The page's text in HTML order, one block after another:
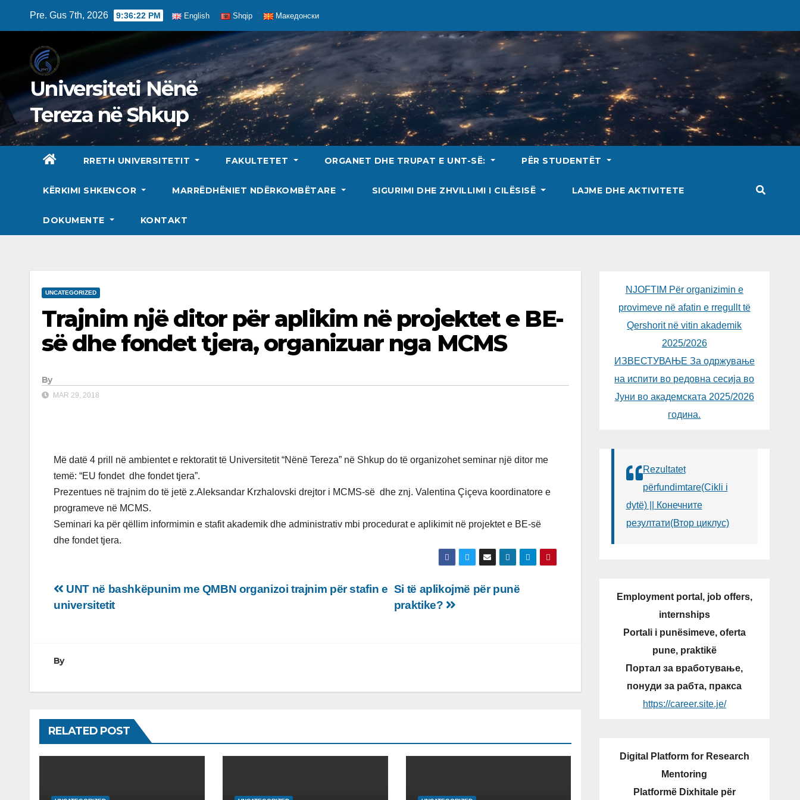
Pre. Gus 7th, 2026 9:36:23 PM English Shqip Македонски
Universiteti Nënë
Tereza në Shkup
RRETH UNIVERSITETIT FAKULTETET ORGANET DHE TRUPAT E UNT-SË: PËR STUDENTËT
KËRKIMI SHKENCOR MARRËDHËNIET NDËRKOMBËTARE SIGURIMI DHE ZHVILLIMI I CILËSISË LAJME DHE AKTIVITETE
DOKUMENTE KONTAKT
UNCATEGORIZED
Trajnim një ditor për aplikim në projektet e BE-
së dhe fondet tjera, organizuar nga MCMS
By
MAR 29, 2018
Më datë 4 prill në ambientet e rektoratit të Universitetit “Nënë Tereza” në Shkup do të organizohet seminar një ditor me
temë: “EU fondet dhe fondet tjera”.
Prezentues në trajnim do të jetë z.Aleksandar Krzhalovski drejtor i MCMS-së dhe znj. Valentina Çiçeva koordinatore e
programeve në MCMS.
Seminari ka për qëllim informimin e stafit akademik dhe administrativ mbi procedurat e aplikimit në projektet e BE-së
dhe fondet tjera.
Lëvizje
Si të aplikojmë për punë
praktike?
UNT në bashkëpunim me QMBN organizoi trajnim për stafin e
universitetit
By
RELATED POST
NJOFTIM Për organizimin e
provimeve në afatin e rregullt të
Qershorit në vitin akademik
2025/2026
ИЗВЕСТУВАЊЕ За одржување
на испити во редовна сесија во
Јуни во академската 2025/2026
година.
Rezultatet
përfundimtare(Cikli i
dytë) || Конечните
резултати(Втор циклус)
Employment portal, job offers,
internships
Portali i punësimeve, oferta
pune, praktikë
Портал за вработување,
понуди за рабта, пракса
https://career.site.je/
Digital Platform for Research
Mentoring
Platformë Dixhitale për